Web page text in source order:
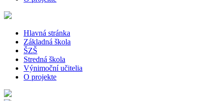
Hlavná stránka
Základná škola
ŠZŠ
Stredná škola
Výnimoční učitelia
O projekte